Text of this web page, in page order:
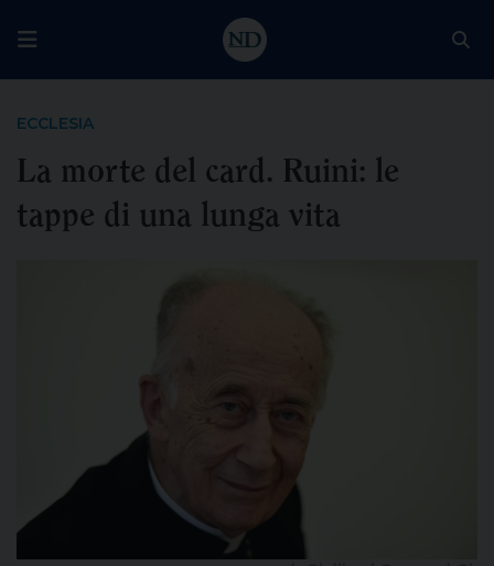
ECCLESIA
La morte del card. Ruini: le
tappe di una lunga vita